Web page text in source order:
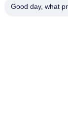
2階,D2ビル,黄
Good day, what